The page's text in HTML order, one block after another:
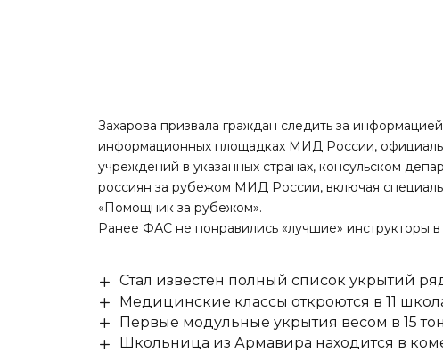
Захарова призвала граждан следить за
информационных площадках МИД России,
учреждений в указанных странах, консульском
россиян за рубежом МИД России, включая
«Помощник за рубежом».
Ранее ФАС не понравились «лучшие» инструкторы в
Стал известен полный список укрытий
Медицинские классы откроются в 11
Первые модульные укрытия весом в 15
Школьница из Армавира находится в